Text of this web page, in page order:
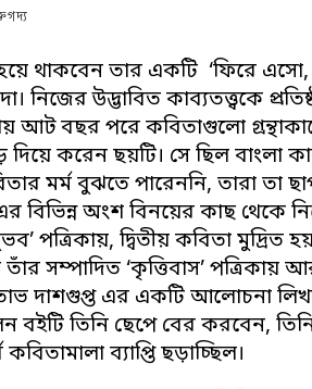
থাকবেন তার একটি ‘ফিরে এসো,
নিজের উদ্ভাবিত কাব্যতত্ত্বকে
আট বছর পরে কবিতাগুলো
করেন ছয়টি। সে ছিল বাংলা
মর্ম বুঝতে পারেননি, তারা তা
অংশ বিনয়ের কাছ থেকে
পত্রিকায়, দ্বিতীয় কবিতা মুদ্রিত হয়
সম্পাদিত ‘কৃত্তিবাস’ পত্রিকায়
দাশগুপ্ত এর একটি আলোচনা
বইটি তিনি ছেপে বের করবেন,
ব্যাপ্তি ছড়াচ্ছিল।